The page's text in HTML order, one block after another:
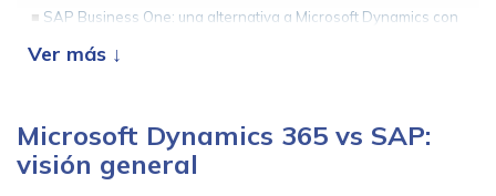
SAP Business One: una alternativa a Microsoft Dynamics con
CRM completo nativo vs modulo adicional de pago
Localizacion fiscal: cobertura mundial o integracion
Microsoft Dynamics 365 vs SAP:
visión general